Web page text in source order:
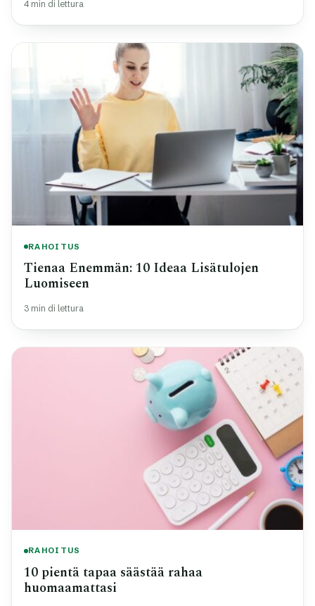
4 min di lettura
RAHOITUS
Tienaa Enemmän: 10 Ideaa Lisätulojen
Luomiseen
3 min di lettura
RAHOITUS
10 pientä tapaa säästää rahaa
huomaamattasi